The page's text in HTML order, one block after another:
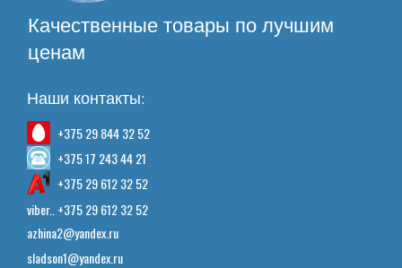
Качественные товары по лучшим
ценам
Наши контакты:
+375 29 844 32 52
+375 17 243 44 21
+375 29 612 32 52
viber.. +375 29 612 32 52
azhina2@yandex.ru
sladson1@yandex.ru